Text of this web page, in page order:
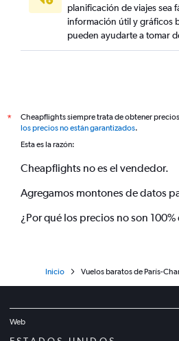
planificación de viajes sea
información útil y gráficos
pueden ayudarte a tomar
*
Cheapflights siempre trata de obtener
los precios no están garantizados.
Esta es la razón:
Cheapflights no es el vendedor.
Agregamos montones de datos
¿Por qué los precios no son 100%
Inicio Vuelos baratos de París-
Web